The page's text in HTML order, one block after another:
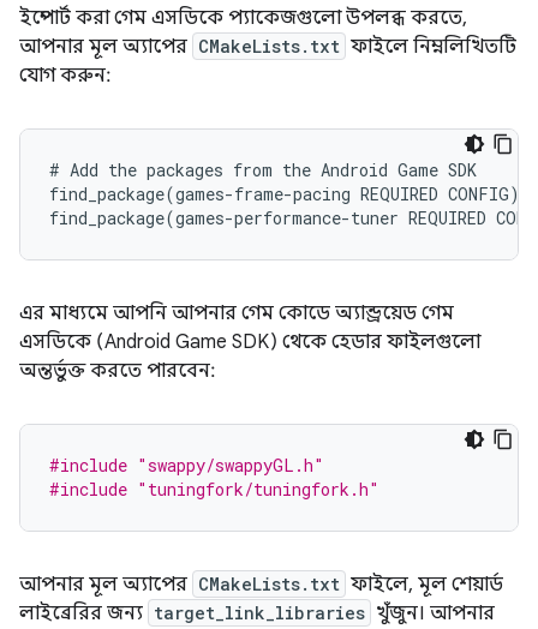
ইম্পোর্ট করা গেম এসডিকে প্যাকেজগুলো উপলব্ধ করতে,
আপনার মূল অ্যাপের CMakeLists.txt ফাইলে নিম্নলিখিতটি
যোগ করুন:
# Add the packages from the Android Game SDK
find_package(games-frame-pacing REQUIRED CONFIG)
এর মাধ্যমে আপনি আপনার গেম কোডে অ্যান্ড্রয়েড গেম
এসডিকে (Android Game SDK) থেকে হেডার ফাইলগুলো
অন্তর্ভুক্ত করতে পারবেন:
#include "swappy/swappyGL.h"
#include "tuningfork/tuningfork.h"
আপনার মূল অ্যাপের CMakeLists.txt ফাইলে, মূল শেয়ার্ড
লাইব্রেরির জন্য target_link_libraries খুঁজুন। আপনার